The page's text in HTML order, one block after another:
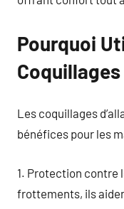
Pourquoi
Les coquillages
bénéfices pour les
1. Protection contre
frottements, ils